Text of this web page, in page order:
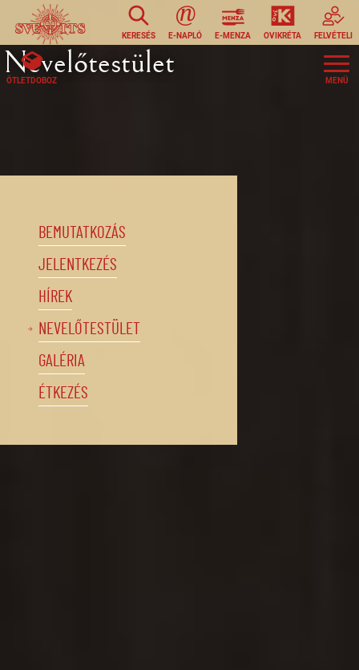
Ugrás a tartalomra
KERESÉS E-NAPLÓ E-MENZA OVIKRÉTA FELVÉTELI
ÖTLETDOBOZ
Nevelőtestület
BEMUTATKOZÁS
JELENTKEZÉS
HÍREK
NEVELŐTESTÜLET
GALÉRIA
ÉTKEZÉS